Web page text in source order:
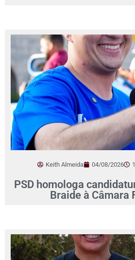
Keith Almeida 04/08/2026
PSD homologa
Braide à Câmara